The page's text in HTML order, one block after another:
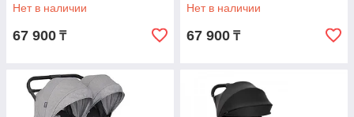
Нет в наличии
67 900 ₸
Нет в наличии
67 900 ₸